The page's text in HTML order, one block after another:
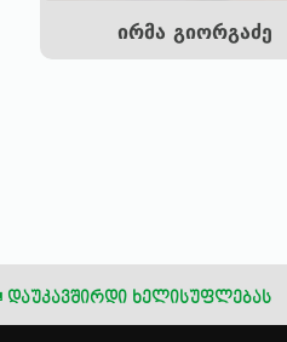
ირმა გიორგაძე
დაუკავშირდი ხელისუფლებას